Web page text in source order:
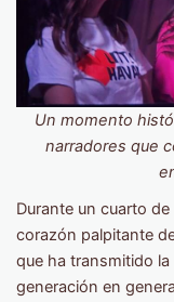
Un momento
narradores que
Durante un cuarto
corazón palpitante
que ha transmitido
generación en